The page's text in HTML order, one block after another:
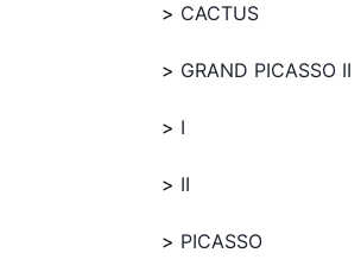
CACTUS
GRAND PICASSO II
I
II
PICASSO